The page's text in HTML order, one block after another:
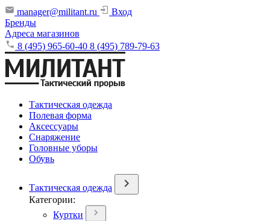
manager@militant.ru
Вход
Бренды
Адреса магазинов
8 (495) 965-60-40 8 (495) 789-79-63
Тактическая одежда
Полевая форма
Аксессуары
Снаряжение
Головные уборы
Обувь
Тактическая одежда
Категории:
Куртки